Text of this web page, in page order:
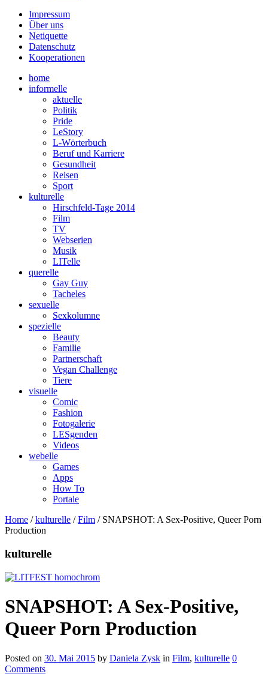
Impressum
Über uns
Netiquette
Datenschutz
Kooperationen
home
informelle
aktuelle
Politik
Pride
LeStory
L-Wörterbuch
Beruf und Karriere
Gesundheit
Reisen
Sport
kulturelle
Hirschfeld-Tage 2014
Film
TV
Webserien
Musik
LITelle
querelle
Gay Guy
Tacheles
sexuelle
Sexkolumne
spezielle
Beauty
Familie
Partnerschaft
Vegan Challenge
Tiere
visuelle
Comic
Fashion
Fotogalerie
LESgenden
Videos
webelle
Games
Apps
How To
Portale
Home /kulturelle /Film / SNAPSHOT: A Sex-Positive, Queer Porn
Production
kulturelle
SNAPSHOT: A Sex-Positive,
Queer Porn Production
Posted on 30. Mai 2015 by Daniela Zysk in Film, kulturelle 0
Comments